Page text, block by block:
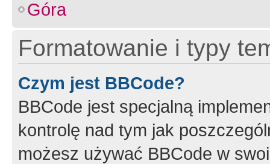
Góra
Formatowanie i typy
Czym jest BBCode?
BBCode jest specjalną
kontrolę nad tym jak
możesz używać BBCode w